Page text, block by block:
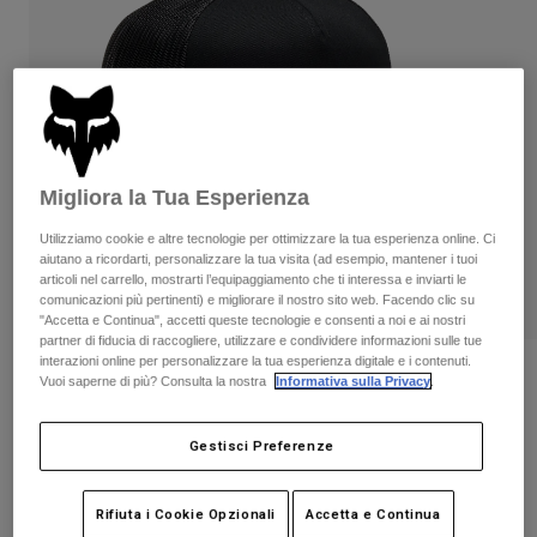
Pantaloni
Pantaloncini
Guanti
Protezioni
Maschere
Parti di ricambio
Pantaloni
Guanti
Giacche
Protezioni
Maschere
Calze
Borse e accessori
Donna
Felpe
Giacche
Pantaloni & Pantaloncini
Camicie
Bambini
Maschere
Calze
Vedi tutto
Moto
Caschi
Maglie​
Pantaloni
Guanti
Maschere
Recensioni
Cappellino regolabile Absolute Mesh
Prodotto n.31640-001-OS
Migliora la Tua Esperienza
Utilizziamo cookie e altre tecnologie per ottimizzare la tua esperienza online. Ci
aiutano a ricordarti, personalizzare la tua visita (ad esempio, mantener i tuoi
articoli nel carrello, mostrarti l’equipaggiamento che ti interessa e inviarti le
comunicazioni più pertinenti) e migliorare il nostro sito web. Facendo clic su
"Accetta e Continua", accetti queste tecnologie e consenti a noi e ai nostri
partner di fiducia di raccogliere, utilizzare e condividere informazioni sulle tue
interazioni online per personalizzare la tua esperienza digitale e i contenuti.
Vuoi saperne di più? Consulta la nostra
Informativa sulla Privacy
Gestisci Preferenze
Rifiuta i Cookie Opzionali Accetta e Continua